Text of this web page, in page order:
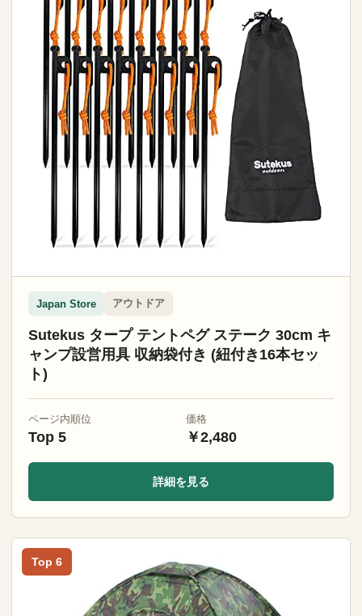
Japan Store アウトドア
Sutekus タープ テントペグ ステーク 30cm キ
ャンプ設営用具 収納袋付き (紐付き16本セッ
ト)
ページ内順位
Top 5
価格
￥2,480
詳細を見る
Top 6